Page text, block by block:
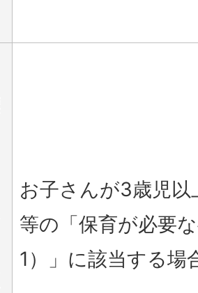
お子さんが3歳児以
等の「保育が必要
1）」に該当する場